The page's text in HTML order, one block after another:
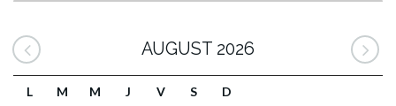
AUGUST 2026
L M M J V S D